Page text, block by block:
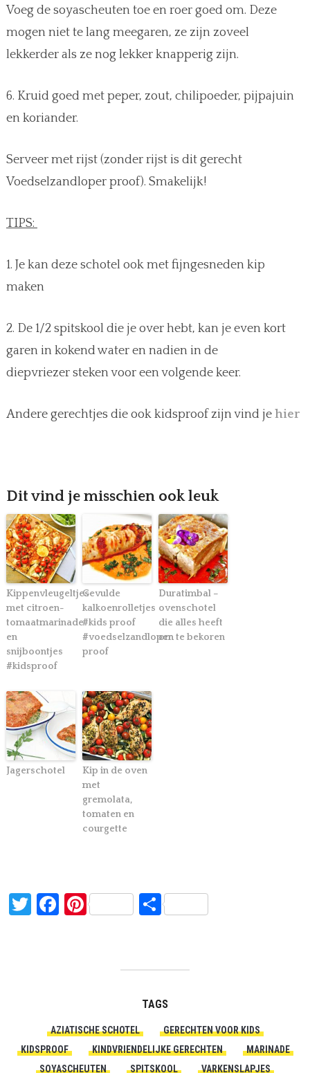
Voeg de soyascheuten toe en roer goed om. Deze
mogen niet te lang meegaren, ze zijn zoveel
lekkerder als ze nog lekker knapperig zijn.
6. Kruid goed met peper, zout, chilipoeder, pijpajuin
en koriander.
Serveer met rijst (zonder rijst is dit gerecht
Voedselzandloper proof). Smakelijk!
TIPS:
1. Je kan deze schotel ook met fijngesneden kip
maken
2. De 1/2 spitskool die je over hebt, kan je even kort
garen in kokend water en nadien in de
diepvriezer steken voor een volgende keer.
Andere gerechtjes die ook kidsproof zijn vind je hier
Dit vind je misschien ook leuk
Kippenvleugeltjes
met citroen-
tomaatmarinade
en
snijboontjes
#kidsproof
Gevulde
kalkoenrolletjes
#kids proof
#voedselzandloper
proof
Duratimbal –
ovenschotel
die alles heeft
om te bekoren
Jagerschotel
Kip in de oven
met
gremolata,
tomaten en
courgette
TwitterFacebook
PinterestDelen
TAGS
AZIATISCHE SCHOTEL
GERECHTEN VOOR KIDS
KIDSPROOF
KINDVRIENDELIJKE GERECHTEN
MARINADE
SOYASCHEUTEN
SPITSKOOL VARKENSLAPJES